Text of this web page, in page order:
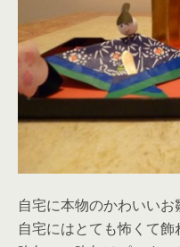
自宅に本物のかわいい
自宅にはとても怖くて飾